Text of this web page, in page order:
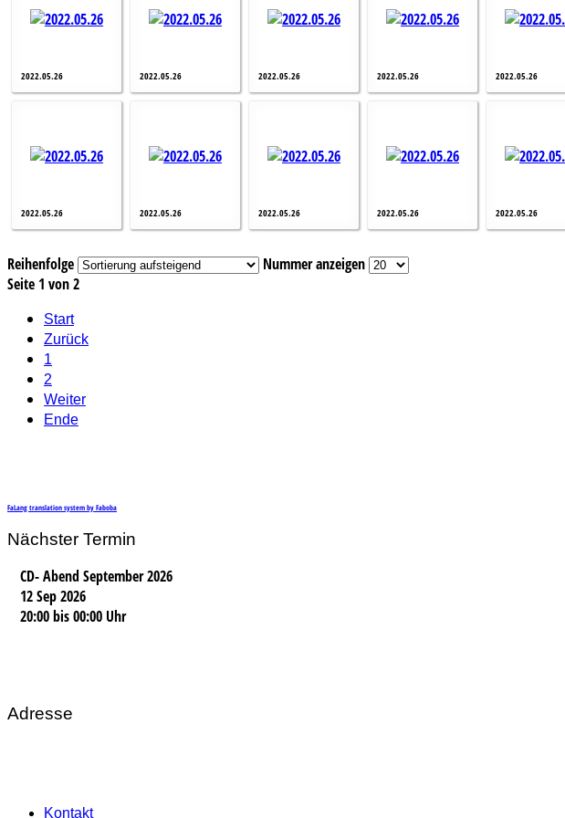
2022.05.26 2022.05.26 2022.05.26 2022.05.26 2022.05.26
2022.05.26 2022.05.26 2022.05.26 2022.05.26 2022.05.26
Reihenfolge
Nummer anzeigen
Seite 1 von 2
Start
Zurück
1
2
Weiter
Ende
FaLang translation system by Faboba
Nächster Termin
CD- Abend September 2026
12 Sep 2026
20:00bis00:00 Uhr
Adresse
Kontakt